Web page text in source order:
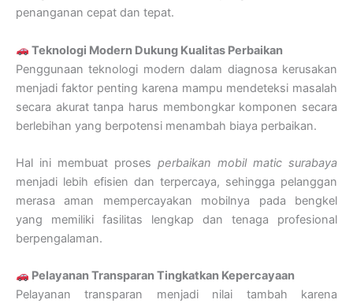
penanganan cepat dan tepat.
Teknologi Modern Dukung Kualitas Perbaikan
Penggunaan teknologi modern dalam diagnosa kerusakan
menjadi faktor penting karena mampu mendeteksi masalah
secara akurat tanpa harus membongkar komponen secara
berlebihan yang berpotensi menambah biaya perbaikan.
Hal ini membuat proses perbaikan mobil matic surabaya
menjadi lebih efisien dan terpercaya, sehingga pelanggan
merasa aman mempercayakan mobilnya pada bengkel
yang memiliki fasilitas lengkap dan tenaga profesional
berpengalaman.
Pelayanan Transparan Tingkatkan Kepercayaan
Pelayanan transparan menjadi nilai tambah karena